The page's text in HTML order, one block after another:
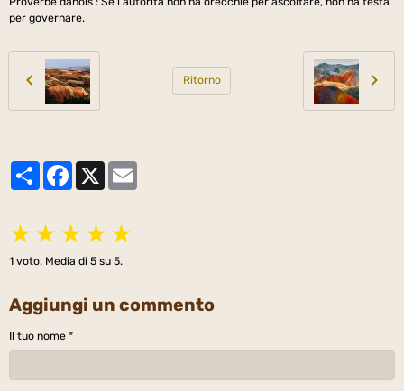
per governare.
Ritorno
PartagerFacebook
X
★ ★ ★ ★ ★
1 voto. Media di 5 su 5.
Aggiungi un commento
Il tuo nome